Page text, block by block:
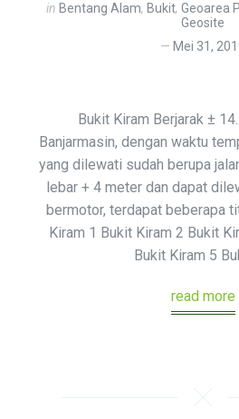
in Bentang Alam, Bukit, Geoarea
Geosite
Mei 31,
Bukit Kiram Berjarak ±
Banjarmasin, dengan waktu
yang dilewati sudah berupa
lebar + 4 meter dan dapat
bermotor, terdapat beberapa
Kiram 1 Bukit Kiram 2 Bukit
Bukit Kiram 5
read more